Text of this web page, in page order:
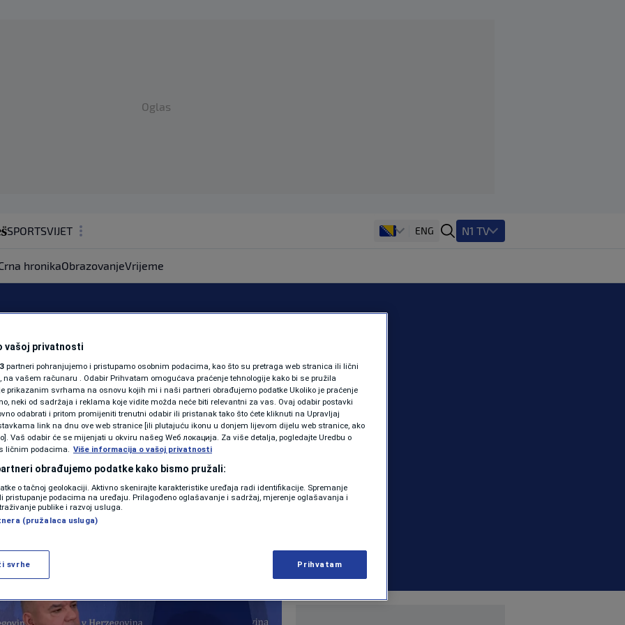
Oglas
SPORTSVIJET
ZDRAVLJE
SHOWBIZ
PODCAST
N1 SPECIJAL
FENOMENI
NEISTRAŽENO
VIRALNO
VIDEO
ENG N1 TV
hronikaObrazovanjeVrijeme
sjednice VM
zakoni nisu
| VIJESTI | 0 komentara
Više
vašoj privatnosti
partneri pohranjujemo i pristupamo osobnim podacima, kao što su pretraga web stranica ili lični
na vašem računaru . Odabir Prihvatam omogućava praćenje tehnologije kako bi se pružila
prikazanim svrhama na osnovu kojih mi i naši partneri obrađujemo podatke Ukoliko je praćenje
neki od sadržaja i reklama koje vidite možda neće biti relevantni za vas. Ovaj odabir postavki
odabrati i pritom promijeniti trenutni odabir ili pristanak tako što ćete kliknuti na Upravljaj
link na dnu ove web stranice [ili plutajuću ikonu u donjem lijevom dijelu web stranice, ako
Vaš odabir će se mijenjati u okviru našeg Wеб локација. Za više detalja, pogledajte Uredbu o
ličnim podacima. Više informacija o vašoj privatnosti
obrađujemo podatke kako bismo pružali:
o tačnoj geolokaciji. Aktivno skenirajte karakteristike uređaja radi identifikacije. Spremanje
pristupanje podacima na uređaju. Prilagođeno oglašavanje i sadržaj, mjerenje oglašavanja i
publike i razvoj usluga.
(pružalaca usluga)
svrhe Prihvatam